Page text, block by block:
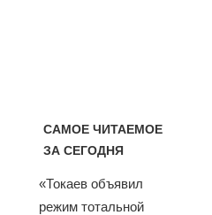
САМОЕ ЧИТАЕМОЕ
ЗА СЕГОДНЯ
«Токаев объявил
режим тотальной